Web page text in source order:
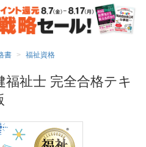
書 福祉資格
福祉士 完全合格テキ